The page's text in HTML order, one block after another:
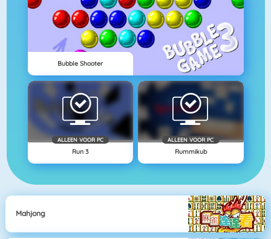
Bubble Shooter
ALLEEN VOOR PC
Run 3
ALLEEN VOOR PC
Rummikub
Mahjong